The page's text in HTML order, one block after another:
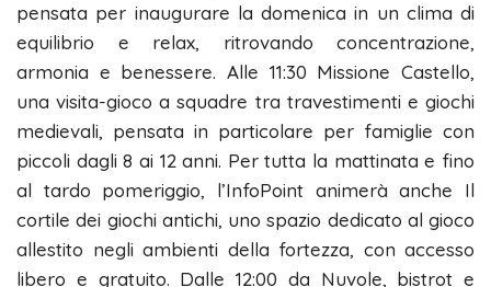
pensata per inaugurare la domenica in un clima di
equilibrio e relax, ritrovando concentrazione,
armonia e benessere. Alle 11:30 Missione Castello,
una visita-gioco a squadre tra travestimenti e giochi
medievali, pensata in particolare per famiglie con
piccoli dagli 8 ai 12 anni. Per tutta la mattinata e fino
al tardo pomeriggio, l’InfoPoint animerà anche Il
cortile dei giochi antichi, uno spazio dedicato al gioco
allestito negli ambienti della fortezza, con accesso
libero e gratuito. Dalle 12:00 da Nuvole, bistrot e